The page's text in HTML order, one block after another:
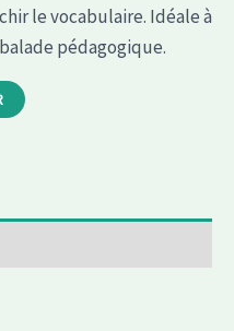
le vocabulaire. Idéale à
pédagogique.